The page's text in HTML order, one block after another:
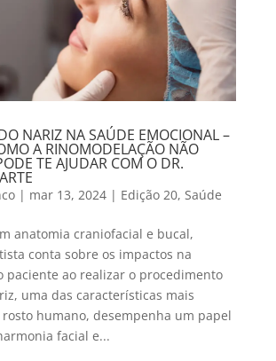
NARIZ NA SAÚDE EMOCIONAL –
A RINOMODELAÇÃO NÃO
TE AJUDAR COM O DR.
| mar 13, 2024| Edição 20, Saúde
anatomia craniofacial e bucal,
conta sobre os impactos na
paciente ao realizar o procedimento
uma das características mais
humano, desempenha um papel
facial e...